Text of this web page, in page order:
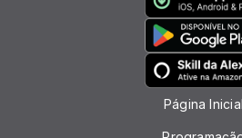
Página Inicial